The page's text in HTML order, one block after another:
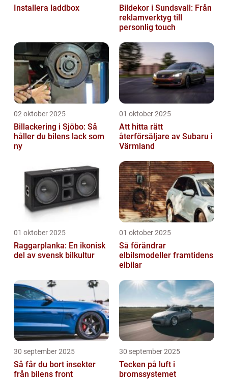
Installera laddbox
Bildekor i Sundsvall: Från
reklamverktyg till
personlig touch
02 oktober 2025
Billackering i Sjöbo: Så
håller du bilens lack som
ny
01 oktober 2025
Att hitta rätt
återförsäljare av Subaru i
Värmland
01 oktober 2025
Raggarplanka: En ikonisk
del av svensk bilkultur
01 oktober 2025
Så förändrar
elbilsmodeller framtidens
elbilar
30 september 2025
Så får du bort insekter
från bilens front
30 september 2025
Tecken på luft i
bromssystemet